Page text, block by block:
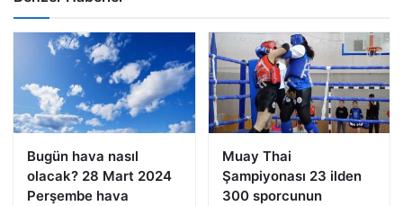
Bugün hava nasıl
olacak? 28 Mart 2024
Perşembe hava
Muay Thai
Şampiyonası 23 ilden
300 sporcunun